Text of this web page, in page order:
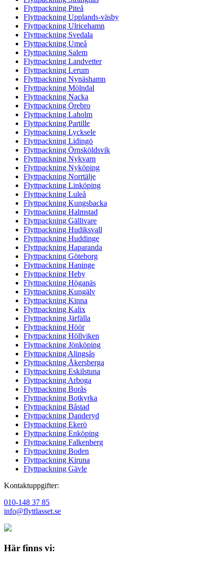
Flyttpackning Piteå
Flyttpackning Upplands-väsby
Flyttpackning Ulricehamn
Flyttpackning Svedala
Flyttpackning Umeå
Flyttpackning Salem
Flyttpackning Landvetter
Flyttpackning Lerum
Flyttpackning Nynäshamn
Flyttpackning Mölndal
Flyttpackning Nacka
Flyttpackning Örebro
Flyttpackning Laholm
Flyttpackning Partille
Flyttpackning Lycksele
Flyttpackning Lidingö
Flyttpackning Örnsköldsvik
Flyttpackning Nykvarn
Flyttpackning Nyköping
Flyttpackning Norrtälje
Flyttpackning Linköping
Flyttpackning Luleå
Flyttpackning Kungsbacka
Flyttpackning Halmstad
Flyttpackning Gällivare
Flyttpackning Hudiksvall
Flyttpackning Huddinge
Flyttpackning Haparanda
Flyttpackning Göteborg
Flyttpackning Haninge
Flyttpackning Heby
Flyttpackning Höganäs
Flyttpackning Kungälv
Flyttpackning Kinna
Flyttpackning Kalix
Flyttpackning Järfälla
Flyttpackning Höör
Flyttpackning Höllviken
Flyttpackning Jönköping
Flyttpackning Alingsås
Flyttpackning Åkersberga
Flyttpackning Eskilstuna
Flyttpackning Arboga
Flyttpackning Borås
Flyttpackning Botkyrka
Flyttpackning Båstad
Flyttpackning Danderyd
Flyttpackning Ekerö
Flyttpackning Enköping
Flyttpackning Falkenberg
Flyttpackning Boden
Flyttpackning Kiruna
Flyttpackning Gävle
Kontaktuppgifter:
010-148 37 85
info@flyttlasset.se
Här finns vi: